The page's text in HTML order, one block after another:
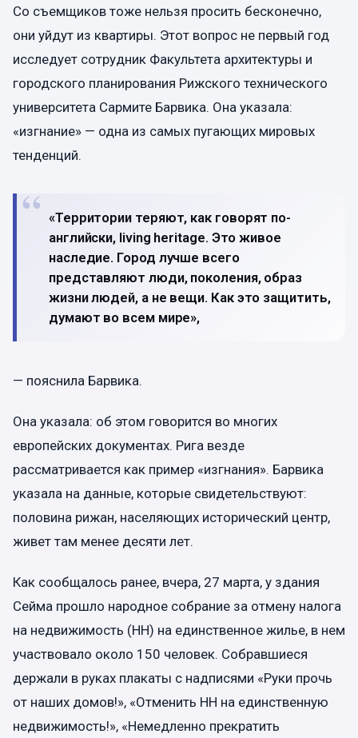
Со съемщиков тоже нельзя просить бесконечно,
они уйдут из квартиры. Этот вопрос не первый год
исследует сотрудник Факультета архитектуры и
городского планирования Рижского технического
университета Сармите Барвика. Она указала:
«изгнание» — одна из самых пугающих мировых
тенденций.
«Территории теряют, как говорят по-
английски, living heritage. Это живое
наследие. Город лучше всего
представляют люди, поколения, образ
жизни людей, а не вещи. Как это защитить,
думают во всем мире»,
— пояснила Барвика.
Она указала: об этом говорится во многих
европейских документах. Рига везде
рассматривается как пример «изгнания». Барвика
указала на данные, которые свидетельствуют:
половина рижан, населяющих исторический центр,
живет там менее десяти лет.
Как сообщалось ранее, вчера, 27 марта, у здания
Сейма прошло народное собрание за отмену налога
на недвижимость (НН) на единственное жилье, в нем
участвовало около 150 человек. Собравшиеся
держали в руках плакаты с надписями «Руки прочь
от наших домов!», «Отменить НН на единственную
недвижимость!», «Немедленно прекратить